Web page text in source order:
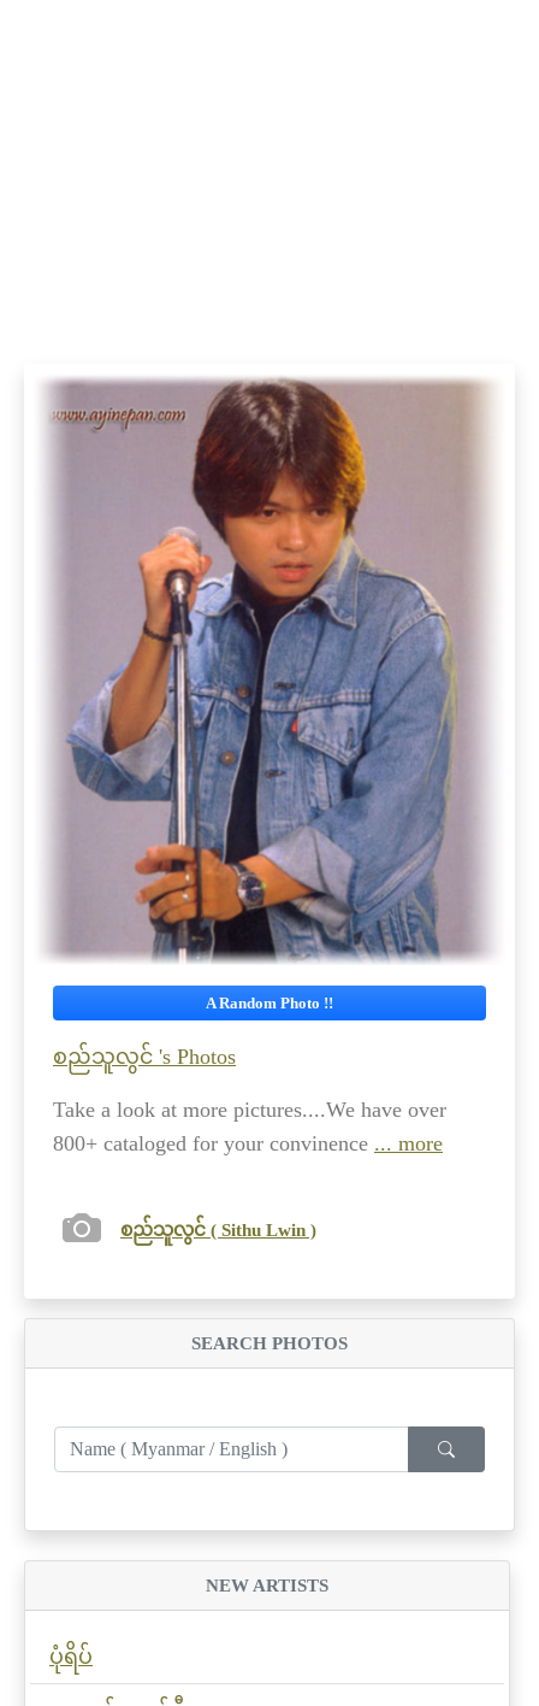
A Random Photo !!
စည်သူလွင် 's Photos
Take a look at more pictures....We have over
800+ cataloged for your convinence ... more
စည်သူလွင် ( Sithu Lwin )
SEARCH PHOTOS
NEW ARTISTS
ပုံရိပ်